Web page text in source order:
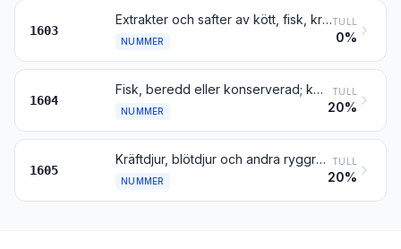
1603
Extrakter och safter av kött, fisk, kräftdjur, blötdjur eller andra ryggradslösa vattendjur
NUMMER
TULL
0%
1604
Fisk, beredd eller konserverad; kaviar och kaviarersättning som framställts av fiskrom
NUMMER
TULL
20%
1605
Kräftdjur, blötdjur och andra ryggradslösa vattendjur beredda eller konserverade
NUMMER
TULL
20%